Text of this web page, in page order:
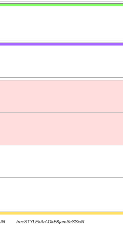
____freeSTYLEkArAOkE&jamSeSSioN